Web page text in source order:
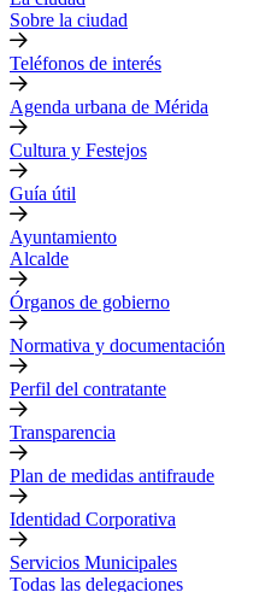
Sobre la ciudad
Teléfonos de interés
Agenda urbana de Mérida
Cultura y Festejos
Guía útil
Ayuntamiento
Alcalde
Órganos de gobierno
Normativa y documentación
Perfil del contratante
Transparencia
Plan de medidas antifraude
Identidad Corporativa
Servicios Municipales
Todas las delegaciones